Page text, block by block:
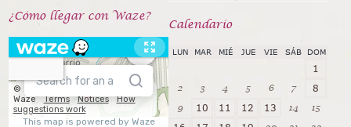
¿Cómo llegar con Waze?
Calendarío
LUN MAR MIÉ JUE VIE SÁB DOM
1
2 3 4 5 6 7 8
9 10 11 12 13 14 15